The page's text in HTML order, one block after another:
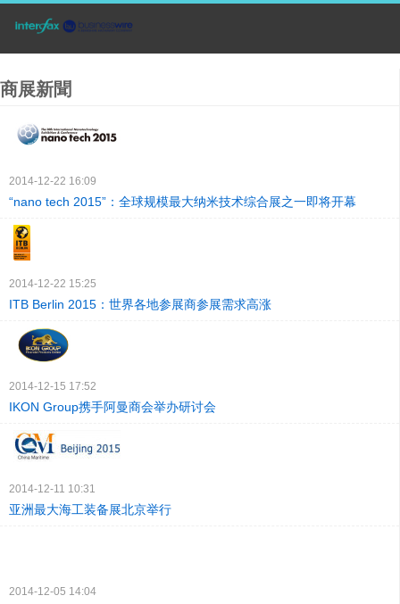
商展新聞
2014-12-22 16:09
“nano tech 2015”：全球规模最大纳米技术综合展之一即将开幕
2014-12-22 15:25
ITB Berlin 2015：世界各地参展商参展需求高涨
2014-12-15 17:52
IKON Group携手阿曼商会举办研讨会
2014-12-11 10:31
亚洲最大海工装备展北京举行
2014-12-05 14:04